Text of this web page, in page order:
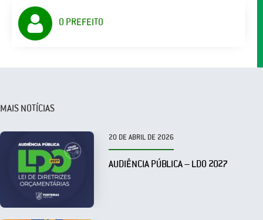
O PREFEITO
MAIS NOTÍCIAS
20 DE ABRIL DE 2026
AUDIÊNCIA PÚBLICA – LDO 2027